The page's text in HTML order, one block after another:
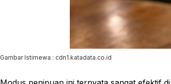
Gambar Istimewa : cdn1.katadata.co.id